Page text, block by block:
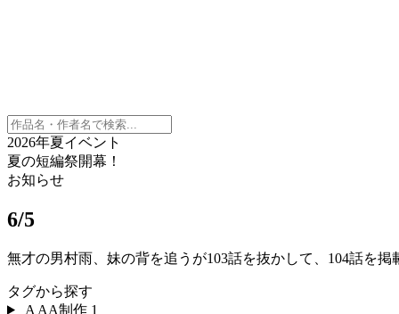
2026年夏イベント
夏の短編祭開幕！
お知らせ
6/5
無才の男村雨、妹の背を追うが103話を抜かして、104話を
タグから探す
A AA制作 1